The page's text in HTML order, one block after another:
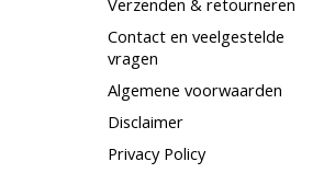
Contact en veelgestelde
vragen
Algemene voorwaarden
Disclaimer
Privacy Policy